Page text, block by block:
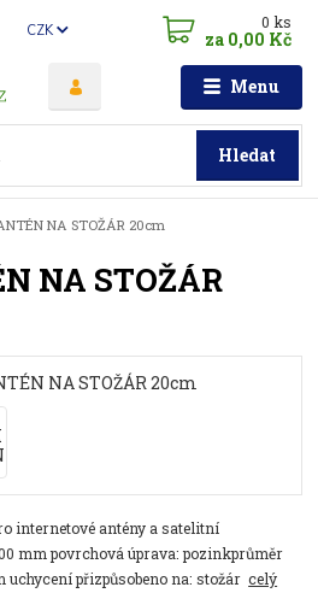
Menu
CZK
Hledat
0ks
za 0,00 Kč
NA STOŽÁR 20cm
NA STOŽÁR
internetové antény a satelitní
mm povrchová úprava: pozinkprůměr
uchycení přizpůsobeno na: stožárcelý